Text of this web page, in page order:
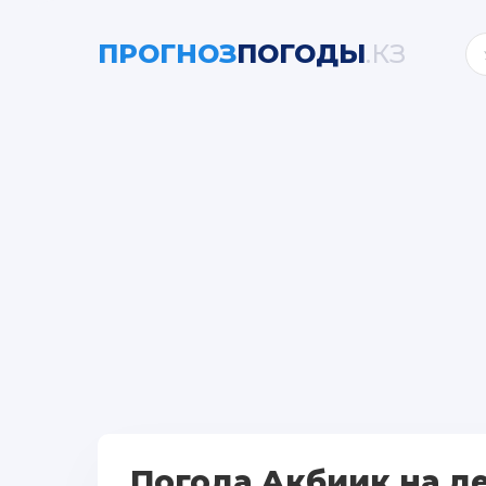
ПРОГНОЗПОГОДЫ.КЗ